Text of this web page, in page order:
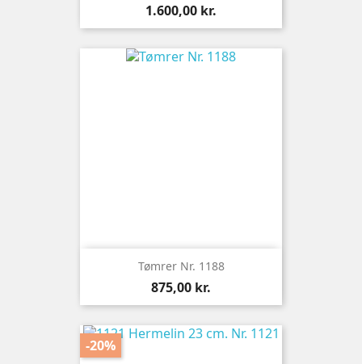
Pris
1.600,00 kr.
Tømrer Nr. 1188
Pris
875,00 kr.
-20%